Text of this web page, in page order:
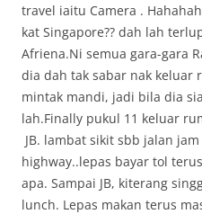
travel iaitu Camera .
kat Singapore?? dah lah
Afriena.Ni semua gara-gara
dia dah tak sabar nak keluar
mintak mandi, jadi bila dia
lah.Finally pukul 11 keluar
JB. lambat sikit sbb jalan
highway..lepas bayar tol
apa. Sampai JB, kiterang
lunch. Lepas makan terus